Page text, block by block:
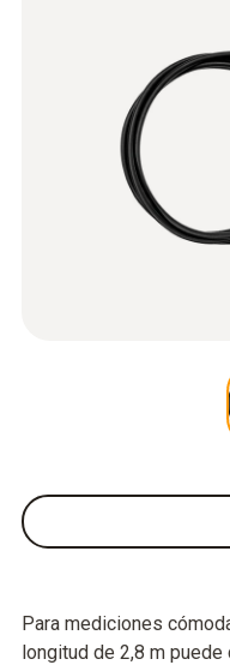
Para mediciones
longitud de 2,8 m